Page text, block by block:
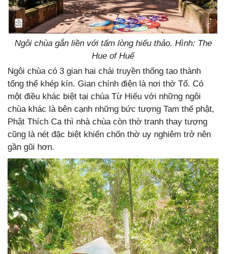
Ngôi chùa gắn liền với tấm lòng hiếu thảo. Hình: The
Hue of Huế
Ngôi chùa có 3 gian hai chái truyền thống tạo thành
tổng thể khép kín. Gian chính điện là nơi thờ Tổ. Có
một điều khác biệt tại chùa Từ Hiếu với những ngôi
chùa khác là bên cạnh những bức tượng Tam thế phật,
Phật Thích Ca thì nhà chùa còn thờ tranh thay tượng
cũng là nét đặc biệt khiến chốn thờ uy nghiêm trở nên
gần gũi hơn.